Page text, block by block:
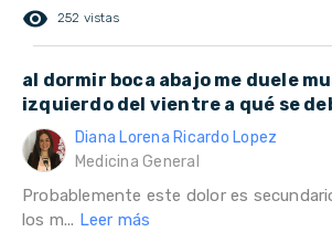
remove_red_eye 252 vistas
al dormir boca abajo me duele
izquierdo del vientre a qué se
Diana Lorena Ricardo Lopez
Medicina General
Probablemente este dolor es
los m... Leer más